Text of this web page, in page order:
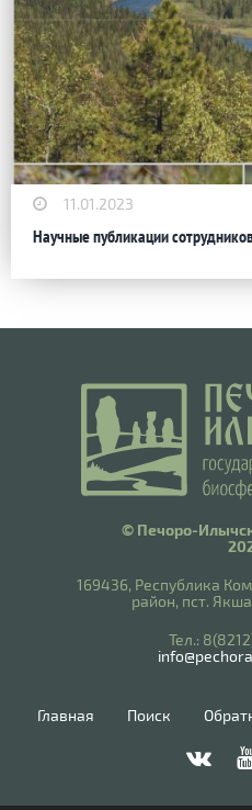
11.01.2023
Научные публикации
© Печоро-
169436, Республика
район, пст.
​Тел.:
Главная Поиск